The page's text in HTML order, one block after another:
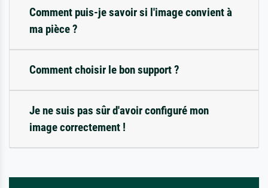
Comment puis-je savoir si l'image convient à
ma pièce ?
Comment choisir le bon support ?
Je ne suis pas sûr d'avoir configuré mon
image correctement !